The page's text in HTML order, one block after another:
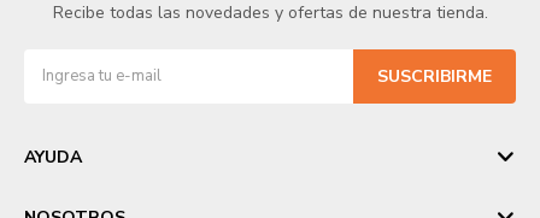
Recibe todas las novedades y ofertas de nuestra tienda.
SUSCRIBIRME
AYUDA